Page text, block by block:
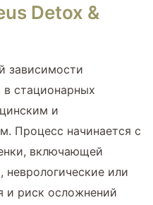
Detox &
зависимости
в стационарных
и
Процесс начинается с
включающей
или
и риск осложнений